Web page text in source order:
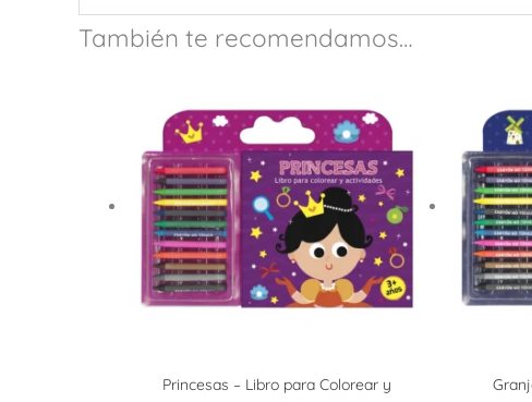
También te recomendamos…
Princesas – Libro para Colorear y